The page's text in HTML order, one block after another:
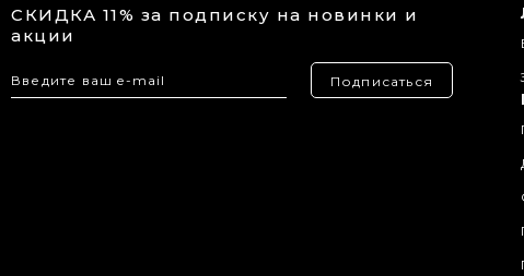
СКИДКА 11% за подписку на новинки и
акции
Подписаться